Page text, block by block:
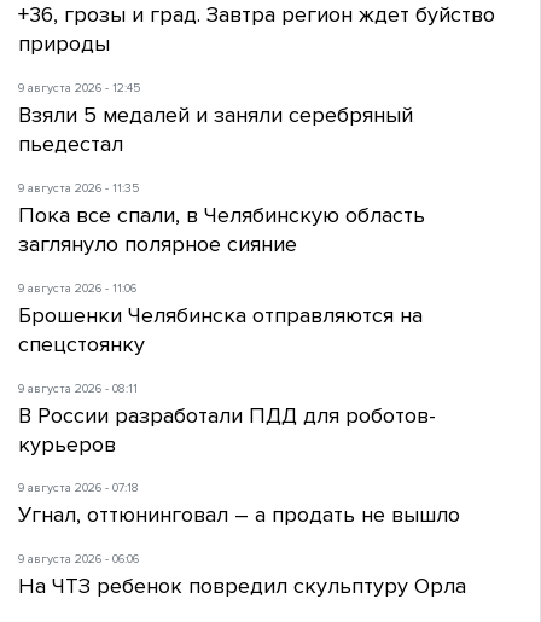
+36, грозы и град. Завтра регион ждет буйство
природы
9 августа 2026 - 12:45
Взяли 5 медалей и заняли серебряный
пьедестал
9 августа 2026 - 11:35
Пока все спали, в Челябинскую область
заглянуло полярное сияние
9 августа 2026 - 11:06
Брошенки Челябинска отправляются на
спецстоянку
9 августа 2026 - 08:11
В России разработали ПДД для роботов-
курьеров
9 августа 2026 - 07:18
Угнал, оттюнинговал – а продать не вышло
9 августа 2026 - 06:06
На ЧТЗ ребенок повредил скульптуру Орла